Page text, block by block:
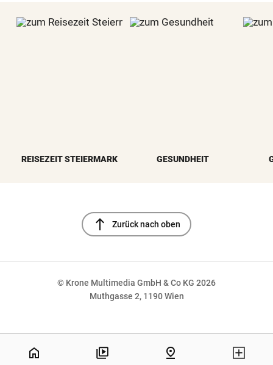
REISEZEIT STEIERMARK GESUNDHEIT
north Zurück nach oben
© Krone Multimedia GmbH & Co KG 2026
Muthgasse 2, 1190 Wien
home pin_drop
NaN%